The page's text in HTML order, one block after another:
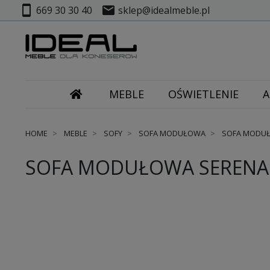
smartphone 669 30 30 40 mail sklep@idealmeble.pl
MEBLE OŚWIETLENIE
HOME MEBLE SOFY SOFA MODUŁOWA SOFA
SOFA MODUŁOWA